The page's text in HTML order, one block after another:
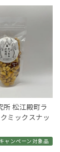
所 松江殿町ラ
ミックスナッ
ャンペーン対象品